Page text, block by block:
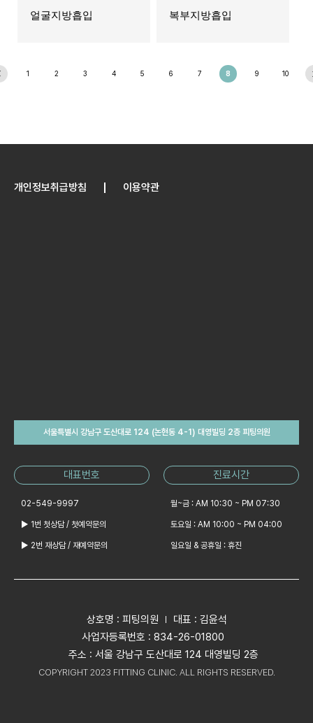
얼굴지방흡입 복부지방흡입
1 2 3 4 5 6 7 8 9 10
개인정보취급방침 이용약관
서울특별시 강남구 도산대로 124 (논현동 4-1) 대영빌딩 2층 피팅의원
대표번호
02-549-9997
▶ 1번 첫상담 / 첫예약문의
▶ 2번 재상담 / 재예약문의
진료시간
월~금 : AM 10:30 ~ PM 07:30
토요일 : AM 10:00 ~ PM 04:00
일요일 & 공휴일 : 휴진
상호명 : 피팅의원
대표 : 김윤석
사업자등록번호 : 834-26-01800
주소 : 서울 강남구 도산대로 124 대영빌딩 2층
COPYRIGHT 2023 FITTING CLINIC. ALL RIGHTS RESERVED.